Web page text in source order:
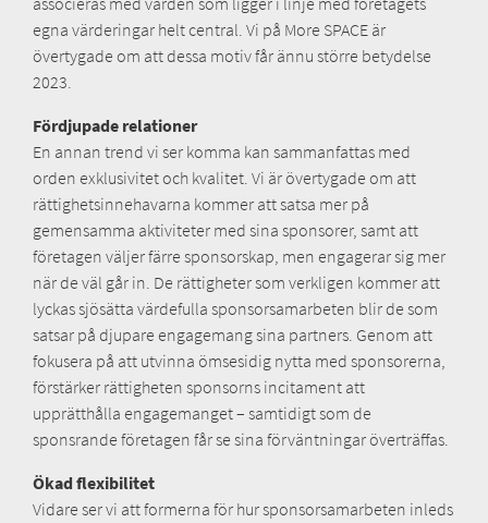
egna värderingar helt central. Vi på More SPACE är
övertygade om att dessa motiv får ännu större betydelse
2023.
Fördjupade relationer
En annan trend vi ser komma kan sammanfattas med
orden exklusivitet och kvalitet. Vi är övertygade om att
rättighetsinnehavarna kommer att satsa mer på
gemensamma aktiviteter med sina sponsorer, samt att
företagen väljer färre sponsorskap, men engagerar sig mer
när de väl går in. De rättigheter som verkligen kommer att
lyckas sjösätta värdefulla sponsorsamarbeten blir de som
satsar på djupare engagemang sina partners. Genom att
fokusera på att utvinna ömsesidig nytta med sponsorerna,
förstärker rättigheten sponsorns incitament att
upprätthålla engagemanget – samtidigt som de
sponsrande företagen får se sina förväntningar överträffas.
Ökad flexibilitet
Vidare ser vi att formerna för hur sponsorsamarbeten inleds